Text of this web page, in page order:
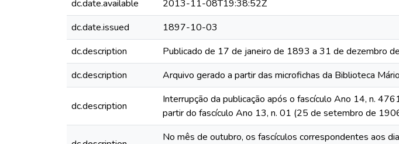
dc.date.available
2013-11-08T19:38:52Z
dc.date.issued
1897-10-03
dc.description
Publicado de 17 de janeiro de 1893 a 31 de dezembro
dc.description
Arquivo gerado a partir das microfichas da Biblioteca
dc.description
Interrupção da publicação após o fascículo Ano 14, n.
partir do fascículo Ano 13, n. 01 (25 de setembro de
No mês de outubro, os fascículos correspondentes aos